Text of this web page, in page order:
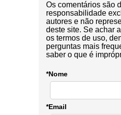
Os comentários são
responsabilidade
autores e não
deste site. Se achar
os termos de uso,
perguntas mais
saber o que é
*Nome
*Email